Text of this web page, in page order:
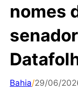
nomes
Bahia/29/06/